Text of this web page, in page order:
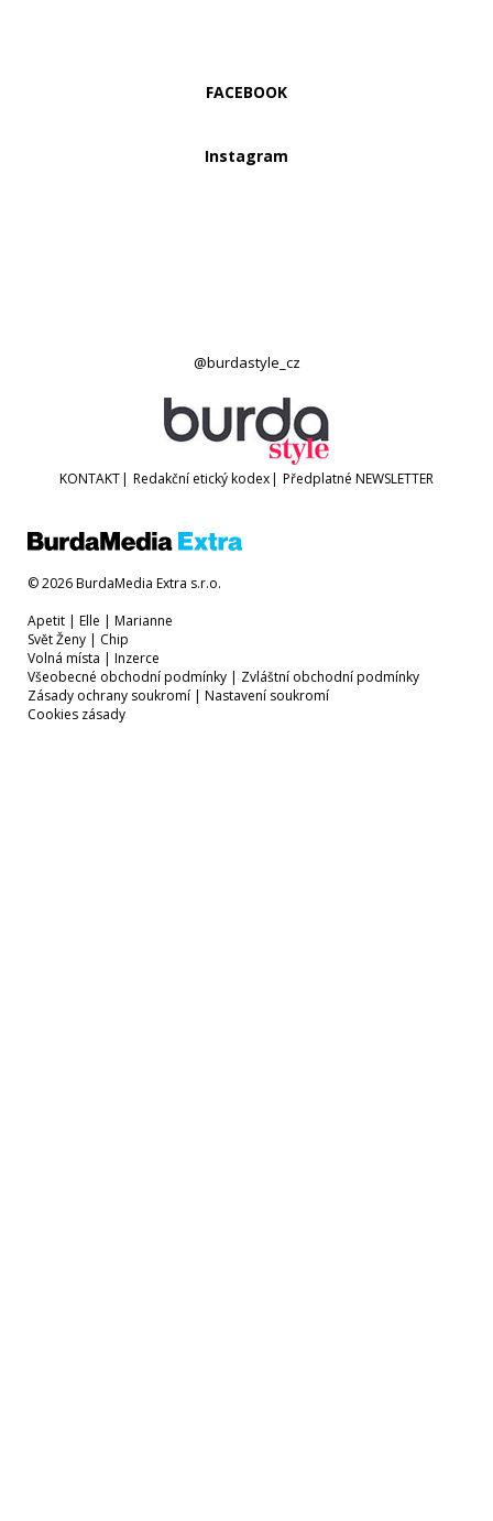
FACEBOOK
Instagram
@burdastyle_cz
KONTAKT| Redakční etický kodex| Předplatné NEWSLETTER
© 2026 BurdaMedia Extra s.r.o.
Apetit | Elle | Marianne
Svět Ženy | Chip
Volná místa | Inzerce
Všeobecné obchodní podmínky | Zvláštní obchodní podmínky
Zásady ochrany soukromí | Nastavení soukromí
Cookies zásady